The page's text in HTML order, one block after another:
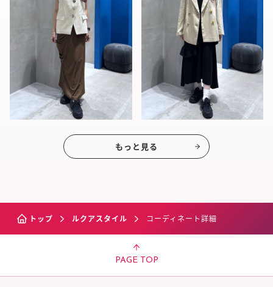
もっと見る
トップ ルクアスタイル コーディネート詳細
PAGE TOP